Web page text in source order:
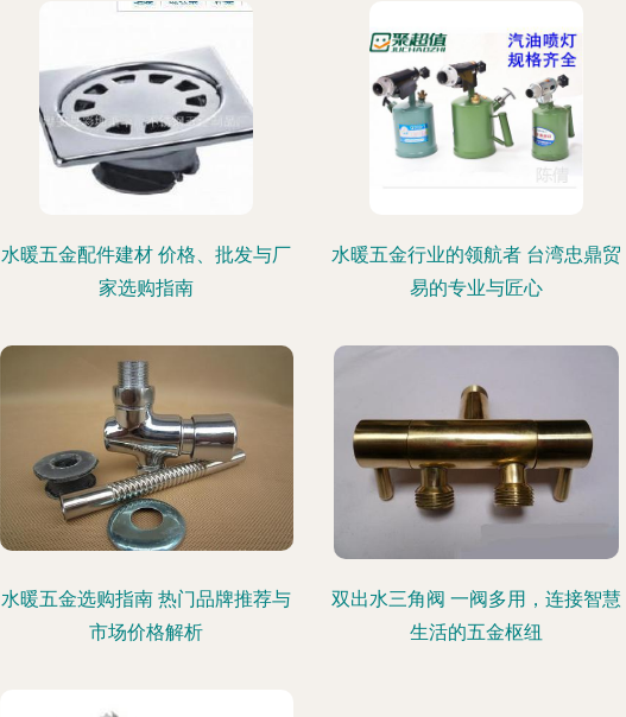
水暖五金配件建材 价格、批发与厂
家选购指南
水暖五金行业的领航者 台湾忠鼎贸
易的专业与匠心
水暖五金选购指南 热门品牌推荐与
市场价格解析
双出水三角阀 一阀多用，连接智慧
生活的五金枢纽